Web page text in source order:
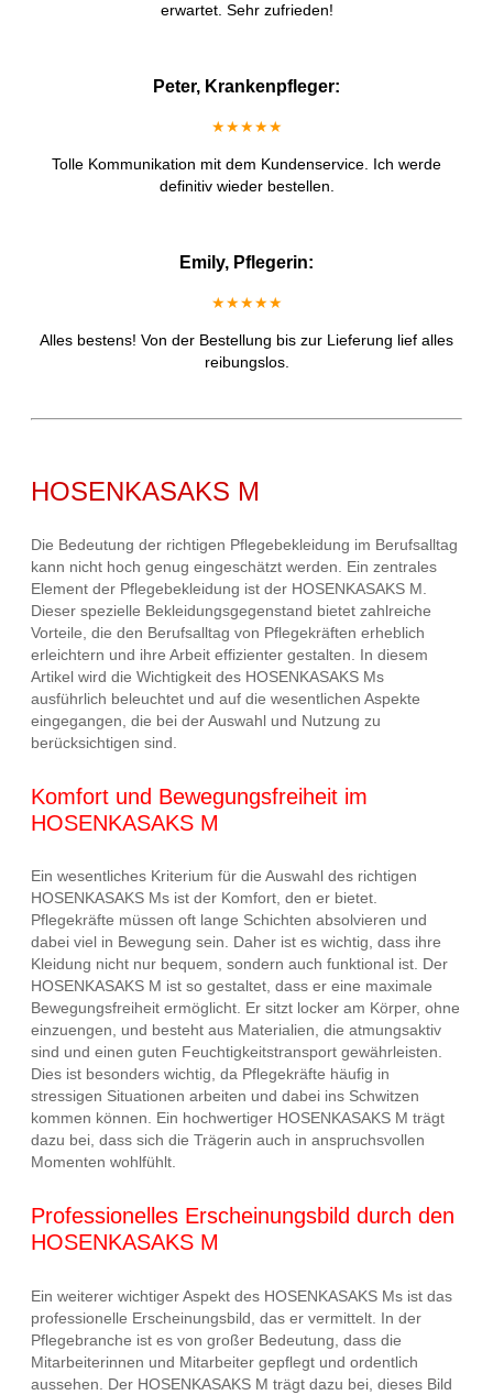
erwartet. Sehr zufrieden!
Peter, Krankenpfleger:
★★★★★
Tolle Kommunikation mit dem Kundenservice. Ich werde
definitiv wieder bestellen.
Emily, Pflegerin:
★★★★★
Alles bestens! Von der Bestellung bis zur Lieferung lief alles
reibungslos.
HOSENKASAKS M
Die Bedeutung der richtigen Pflegebekleidung im Berufsalltag
kann nicht hoch genug eingeschätzt werden. Ein zentrales
Element der Pflegebekleidung ist der HOSENKASAKS M.
Dieser spezielle Bekleidungsgegenstand bietet zahlreiche
Vorteile, die den Berufsalltag von Pflegekräften erheblich
erleichtern und ihre Arbeit effizienter gestalten. In diesem
Artikel wird die Wichtigkeit des HOSENKASAKS Ms
ausführlich beleuchtet und auf die wesentlichen Aspekte
eingegangen, die bei der Auswahl und Nutzung zu
berücksichtigen sind.
Komfort und Bewegungsfreiheit im
HOSENKASAKS M
Ein wesentliches Kriterium für die Auswahl des richtigen
HOSENKASAKS Ms ist der Komfort, den er bietet.
Pflegekräfte müssen oft lange Schichten absolvieren und
dabei viel in Bewegung sein. Daher ist es wichtig, dass ihre
Kleidung nicht nur bequem, sondern auch funktional ist. Der
HOSENKASAKS M ist so gestaltet, dass er eine maximale
Bewegungsfreiheit ermöglicht. Er sitzt locker am Körper, ohne
einzuengen, und besteht aus Materialien, die atmungsaktiv
sind und einen guten Feuchtigkeitstransport gewährleisten.
Dies ist besonders wichtig, da Pflegekräfte häufig in
stressigen Situationen arbeiten und dabei ins Schwitzen
kommen können. Ein hochwertiger HOSENKASAKS M trägt
dazu bei, dass sich die Trägerin auch in anspruchsvollen
Momenten wohlfühlt.
Professionelles Erscheinungsbild durch den
HOSENKASAKS M
Ein weiterer wichtiger Aspekt des HOSENKASAKS Ms ist das
professionelle Erscheinungsbild, das er vermittelt. In der
Pflegebranche ist es von großer Bedeutung, dass die
Mitarbeiterinnen und Mitarbeiter gepflegt und ordentlich
aussehen. Der HOSENKASAKS M trägt dazu bei, dieses Bild